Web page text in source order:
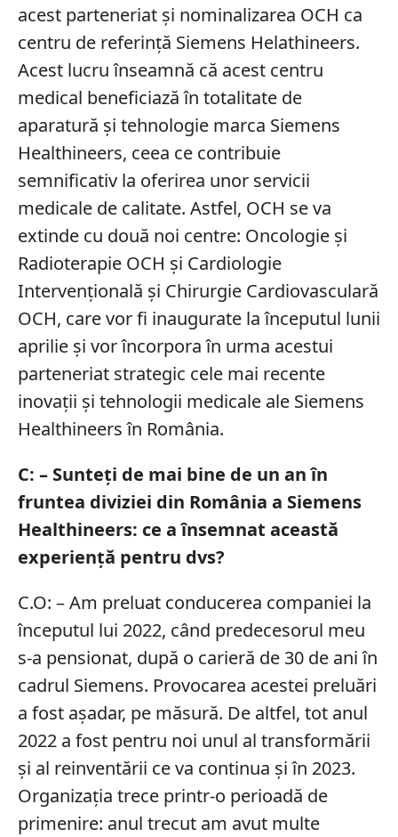
acest parteneriat și nominalizarea OCH ca
centru de referință Siemens Helathineers.
Acest lucru înseamnă că acest centru
medical beneficiază în totalitate de
aparatură și tehnologie marca Siemens
Healthineers, ceea ce contribuie
semnificativ la oferirea unor servicii
medicale de calitate. Astfel, OCH se va
extinde cu două noi centre: Oncologie și
Radioterapie OCH și Cardiologie
Intervențională și Chirurgie Cardiovasculară
OCH, care vor fi inaugurate la începutul lunii
aprilie și vor încorpora în urma acestui
parteneriat strategic cele mai recente
inovații și tehnologii medicale ale Siemens
Healthineers în România.
C: – Sunteți de mai bine de un an în
fruntea diviziei din România a Siemens
Healthineers: ce a însemnat această
experiență pentru dvs?
C.O: – Am preluat conducerea companiei la
începutul lui 2022, când predecesorul meu
s-a pensionat, după o carieră de 30 de ani în
cadrul Siemens. Provocarea acestei preluări
a fost așadar, pe măsură. De altfel, tot anul
2022 a fost pentru noi unul al transformării
și al reinventării ce va continua și în 2023.
Organizația trece printr-o perioadă de
primenire: anul trecut am avut multe